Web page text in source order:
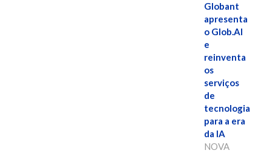
Globant
apresenta
o Glob.AI
e
reinventa
os
serviços
de
tecnologia
para a era
da IA
NOVA